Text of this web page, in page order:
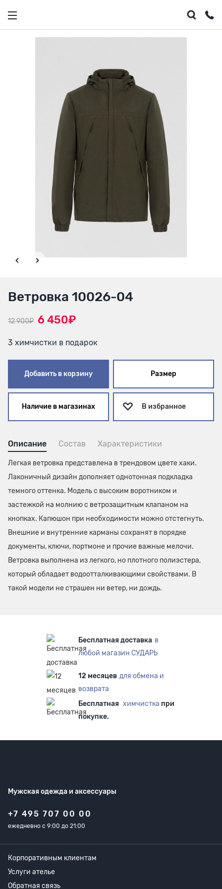
Ветровка 10026-04
12 900₽ 6 450₽
3 химчистки в подарок
Добавить в корзину Размер
Наличие в магазинах В избранное
Описание Состав Характеристики
Легкая ветровка представлена в трендовом цвете хаки.
Лаконичный дизайн дополняет однотонная подкладка
темного оттенка. Модель с высоким воротником и
застежкой на молнию с ветрозащитным клапаном на
кнопках. Капюшон при необходимости можно отстегнуть.
Внешние и внутренние карманы сохранят в порядке
документы, ключи, портмоне и прочие важные мелочи.
Ветровка выполнена из легкого, но плотного полиэстера,
который обладает водоотталкивающими свойствами. В
такой модели не страшен ни ветер, ни дождь.
Бесплатная доставка в
любой магазин СУДАРЬ
12 месяцев для обмена и
возврата
Бесплатная химчистка при
покупке.
Мужская одежда и аксессуары
+7 495 707 00 00
ежедневно с 9:00 до 21:00
Корпоративным клиентам
Услуги ателье
Обратная связь